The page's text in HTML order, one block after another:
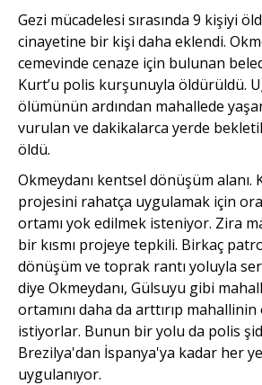
Gezi mücadelesi sırasında 9 kişiyi
cinayetine bir kişi daha eklendi.
cemevinde cenaze için bulunan
Kurt’u polis kurşunuyla öldürüldü.
ölümünün ardından mahallede
vurulan ve dakikalarca yerde
öldü.
Okmeydanı kentsel dönüşüm alanı.
projesini rahatça uygulamak için
ortamı yok edilmek isteniyor. Zira
bir kısmı projeye tepkili. Birkaç
dönüşüm ve toprak rantı yoluyla
diye Okmey­danı, Gülsuyu gibi
ortamını daha da arttırıp mahallinin
istiyorlar. Bunun bir yolu da polis
Brezilya'dan İspanya'ya kadar her
uygulanıyor.